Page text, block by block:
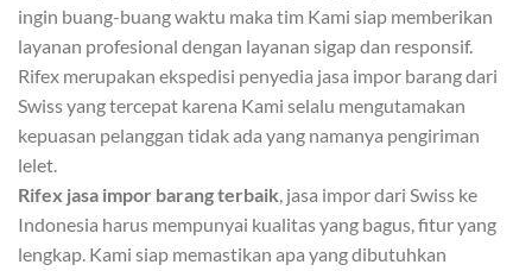
ingin buang-buang waktu maka tim Kami siap memberikan
layanan profesional dengan layanan sigap dan responsif.
Rifex merupakan ekspedisi penyedia jasa impor barang dari
Swiss yang tercepat karena Kami selalu mengutamakan
kepuasan pelanggan tidak ada yang namanya pengiriman
lelet.
Rifex jasa impor barang terbaik, jasa impor dari Swiss ke
Indonesia harus mempunyai kualitas yang bagus, fitur yang
lengkap. Kami siap memastikan apa yang dibutuhkan